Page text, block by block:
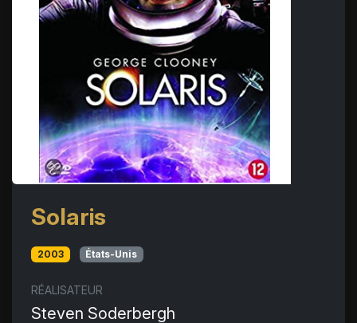
Solaris
2003 États-Unis
RÉALISATEUR
Steven Soderbergh